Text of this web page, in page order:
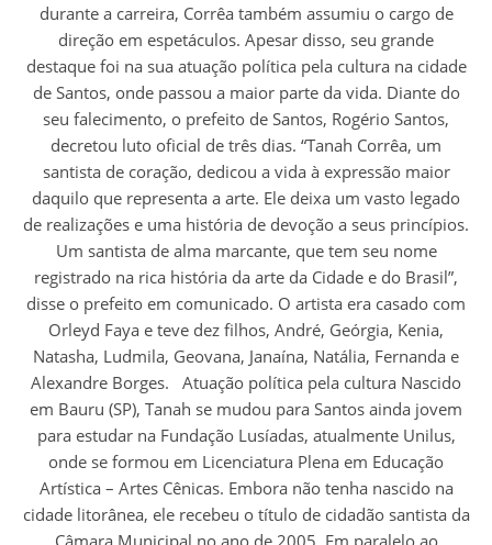
durante a carreira, Corrêa também assumiu o cargo de
direção em espetáculos. Apesar disso, seu grande
destaque foi na sua atuação política pela cultura na cidade
de Santos, onde passou a maior parte da vida. Diante do
seu falecimento, o prefeito de Santos, Rogério Santos,
decretou luto oficial de três dias. “Tanah Corrêa, um
santista de coração, dedicou a vida à expressão maior
daquilo que representa a arte. Ele deixa um vasto legado
de realizações e uma história de devoção a seus princípios.
Um santista de alma marcante, que tem seu nome
registrado na rica história da arte da Cidade e do Brasil”,
disse o prefeito em comunicado. O artista era casado com
Orleyd Faya e teve dez filhos, André, Geórgia, Kenia,
Natasha, Ludmila, Geovana, Janaína, Natália, Fernanda e
Alexandre Borges. Atuação política pela cultura Nascido
em Bauru (SP), Tanah se mudou para Santos ainda jovem
para estudar na Fundação Lusíadas, atualmente Unilus,
onde se formou em Licenciatura Plena em Educação
Artística – Artes Cênicas. Embora não tenha nascido na
cidade litorânea, ele recebeu o título de cidadão santista da
Câmara Municipal no ano de 2005. Em paralelo ao